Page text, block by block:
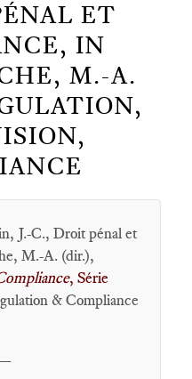
ET
IN
M.-A.
J.-C., Droit pénal et
M.-A. (dir.),
, Série
& Compliance